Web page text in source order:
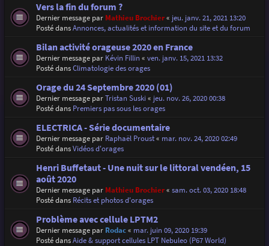
Vers la fin du forum ?
Dernier message par Mathieu Brochier« jeu. janv. 21, 2021 13:20
Posté dansAnnonces, actualités et information du site et du forum
Bilan activité orageuse 2020 en France
Dernier message par Kévin Fillin« ven. janv. 15, 2021 13:32
Posté dansClimatologie des orages
Orage du 24 Septembre 2020 (01)
Dernier message parTristan Suski« jeu. nov. 26, 2020 00:38
Posté dans Premiers pas sous les orages
ELECTRICA - Série documentaire
Dernier message par Raphaël Proust« mar. nov. 24, 2020 02:49
Posté dansVidéos d'orages
Henri Buffetaut - Une nuit sur le littoral vendéen, 15
août 2020
Dernier message par Mathieu Brochier« sam. oct. 03, 2020 18:48
Posté dans Récits et photos d'orages
Problème avec cellule LPTM2
Dernier message par Rodac« mar. juin 09, 2020 19:39
Posté dansAide & support cellules LPT Nebuleo (P67 World)